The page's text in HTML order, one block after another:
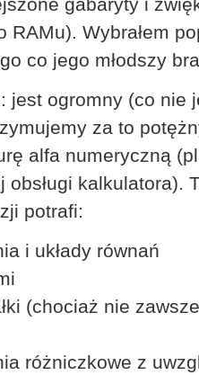
gabaryty i
RAMu). Wybrałem
co jego młodszy
jest ogromny (co nie
za to
alfa numeryczną
kalkulatora).
potrafi:
i układy równań
(chociaż nie
różniczkowe z